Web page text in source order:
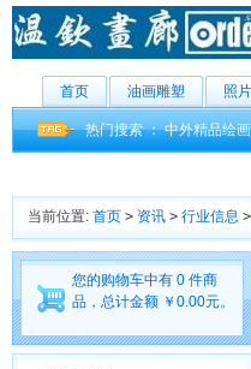
首页 油画雕塑 照
热门搜索 ：中外精品绘画
当前位置: 首页 > 资讯 > 行业信息 >
您的购物车中有 0 件商
品，总计金额 ￥0.00元。